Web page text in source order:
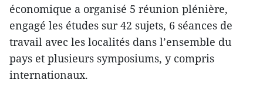
économique a organisé 5 réunion plénière,
engagé les études sur 42 sujets, 6 séances de
travail avec les localités dans l’ensemble du
pays et plusieurs symposiums, y compris
internationaux.